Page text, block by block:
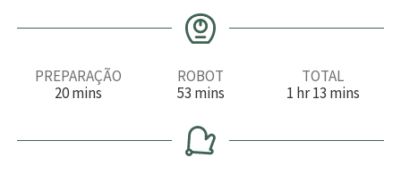
PREPARAÇÃO
20m
u
mins
ROBOT
53m
n
u
t
mins
TOTAL
1h
a
hr13m
u
mins